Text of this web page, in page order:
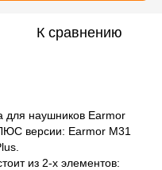
К сравнению
для наушников Earmor
версии: Earmor M31
из 2-х элементов: